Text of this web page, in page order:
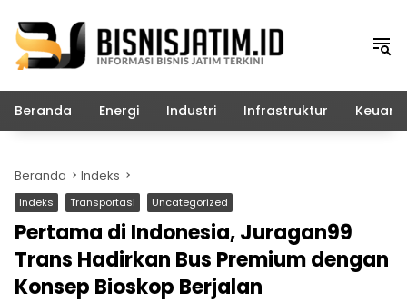
konten
Beranda Energi Industri Infrastruktur
Beranda Indeks
Indeks Transportasi Uncategorized
Pertama di Indonesia, Juragan99
Trans Hadirkan Bus Premium dengan
Konsep Bioskop Berjalan